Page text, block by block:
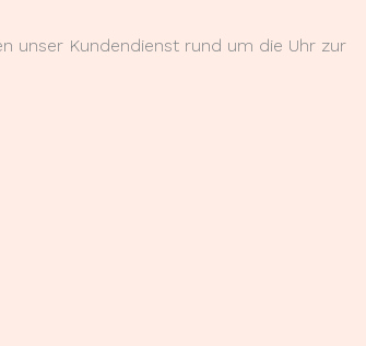
unser Kundendienst rund um die Uhr zur